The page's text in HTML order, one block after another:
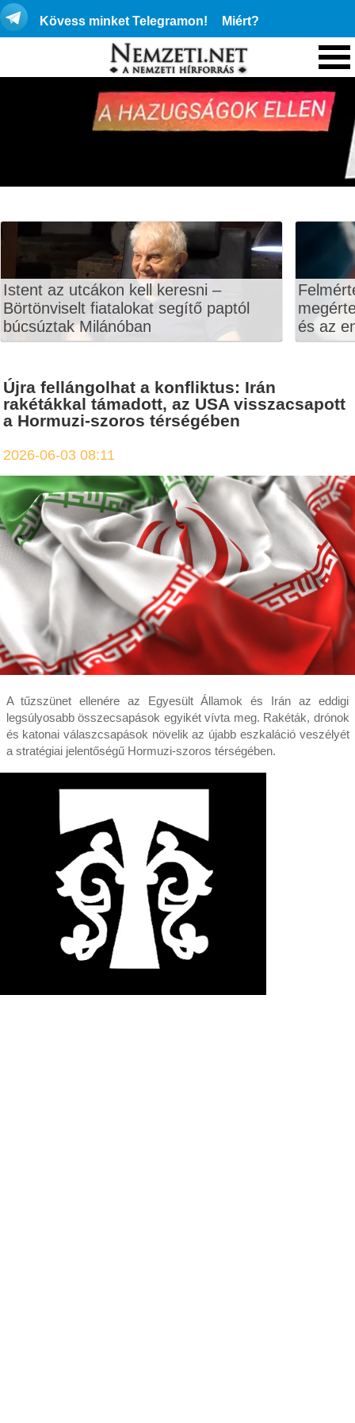
Kövess minket Telegramon! Miért?
Istent az utcákon kell keresni –
Börtönviselt fiatalokat segítő paptól
búcsúztak Milánóban
és az
Újra fellángolhat a konfliktus: Irán
rakétákkal támadott, az USA visszacsapott
a Hormuzi-szoros térségében
2026-06-03 08:11
A tűzszünet ellenére az Egyesült Államok és Irán az eddigi
legsúlyosabb összecsapások egyikét vívta meg. Rakéták, drónok
és katonai válaszcsapások növelik az újabb eszkaláció veszélyét
a stratégiai jelentőségű Hormuzi-szoros térségében.